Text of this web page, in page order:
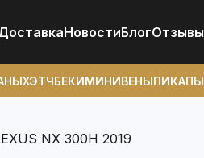
НовостиБлогОтзывы
ХЭТЧБЕКИМИНИВЕНЫПИКАПЫ
NX 300H 2019